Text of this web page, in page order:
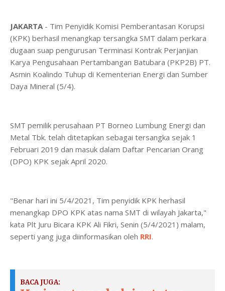
JAKARTA- Tim Penyidik Komisi Pemberantasan Korupsi
(KPK) berhasil menangkap tersangka SMT dalam perkara
dugaan suap pengurusan Terminasi Kontrak Perjanjian
Karya Pengusahaan Pertambangan Batubara (PKP2B) PT.
Asmin Koalindo Tuhup di Kementerian Energi dan Sumber
Daya Mineral (5/4).
SMT pemilik perusahaan PT Borneo Lumbung Energi dan
Metal Tbk. telah ditetapkan sebagai tersangka sejak 1
Februari 2019 dan masuk dalam Daftar Pencarian Orang
(DPO) KPK sejak April 2020.
"Benar hari ini 5/4/2021, Tim penyidik KPK herhasil
menangkap DPO KPK atas nama SMT di wilayah Jakarta,"
kata Plt Juru Bicara KPK Ali Fikri, Senin (5/4/2021) malam,
seperti yang juga diinformasikan oleh RRI.
BACA JUGA: